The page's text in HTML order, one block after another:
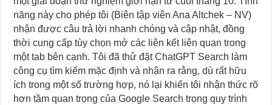
năng này cho phép tôi (Biên tập viên Ana Altchek – NV)
nhận được câu trả lời nhanh chóng và cập nhật, đồng
thời cung cấp tùy chọn mở các liên kết liên quan trong
một tab bên cạnh. Tôi đã thử đặt ChatGPT Search làm
công cụ tìm kiếm mặc định và nhận ra rằng, dù rất hữu
ích trong một số trường hợp, nó lại khiến tôi nhận thức rõ
hơn tầm quan trọng của Google Search trong quy trình